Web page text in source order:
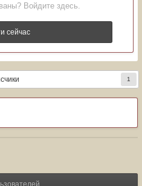
Войдите здесь.
сейчас
1